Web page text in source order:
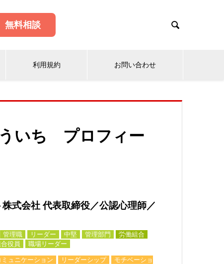
無料相談 
利用規約 お問い合わせ
いち プロフィー
式会社 代表取締役／公認心理師／
管理職 リーダー 中堅 管理部門
労働組合
役員 職場リーダー
ミュニケーション リーダーシップ
モチベーショ